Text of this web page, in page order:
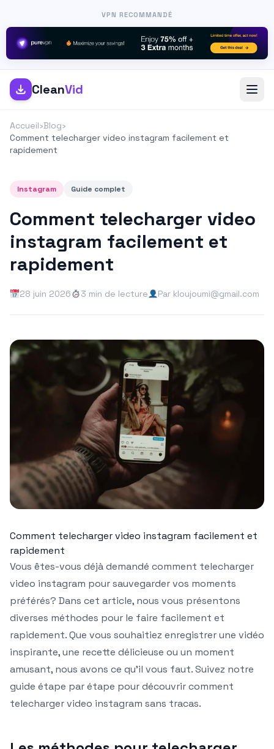
VPN RECOMMANDÉ
CleanVid
Accueil›Blog›
Comment telecharger video instagram facilement et
rapidement
Instagram Guide complet
Comment telecharger video
instagram facilement et
rapidement
28 juin 2026 3 min de lecture Par kloujoumi@gmail.com
Comment telecharger video instagram facilement et
rapidement
Vous êtes-vous déjà demandé comment telecharger
video instagram pour sauvegarder vos moments
préférés? Dans cet article, nous vous présentons
diverses méthodes pour le faire facilement et
rapidement. Que vous souhaitiez enregistrer une vidéo
inspirante, une recette délicieuse ou un moment
amusant, nous avons ce qu’il vous faut. Suivez notre
guide étape par étape pour découvrir comment
telecharger video instagram sans tracas.